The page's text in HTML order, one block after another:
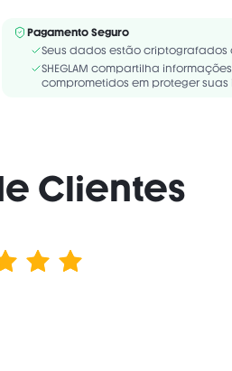
INGREDIENTS: Hey DJ:MICA/ TALC/
STARCH/ZEA MAYS STARCH/ CAPRYLIC/
PHENOXYETHANOL/ CAPRYLYL GLYCOL/
Pagamento Seguro
Seus dados estão criptografados
SHEGLAM compartilha
comprometidos em proteger suas
Clientes